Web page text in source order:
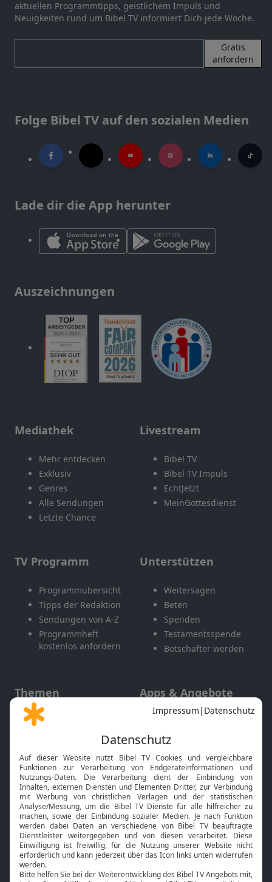
aktuellen Programmtipps, geistlichem Impuls und
Neuigkeiten rund um Bibel TV informiert Dich jede Woche.
Gratis
anfordern
Folge Bibel TV auf den sozialen Medien
Lade dir die App herunter
Auszeichnungen
Mediathek
Mehr entdecken
Exklusiv
Genres
Alle Sendungen
Letzte Chance
Livestream
Bibel TV
Bibel TV Impuls
EchtJetzt
MeinGottesdienst
TV Programm
Programmübersicht
Tipps der Redaktion
Sendungen von A-Z
Programmheft
kostenlos anfordern
Unterstützen
Weitersagen
Beten
Spenden
Testamentsspende
Botschafter werden
Themen
Gott und Bibel erklärt
Neuigkeiten
Apps & Angebote
Mobile App
Smart TV
HbbTV
Bibelthek Online-Bibel
Nächster Gottesdienst
Bibel TV Service